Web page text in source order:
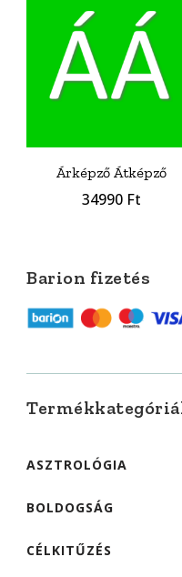
Árképző Átképző
34990 Ft
Barion fizetés
ASZTROLÓGIA
BOLDOGSÁG
CÉLKITŰZÉS